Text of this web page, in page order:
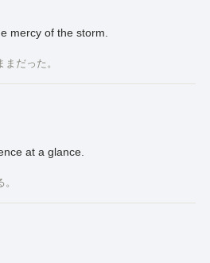
mercy of the storm.
だった。
at a glance.